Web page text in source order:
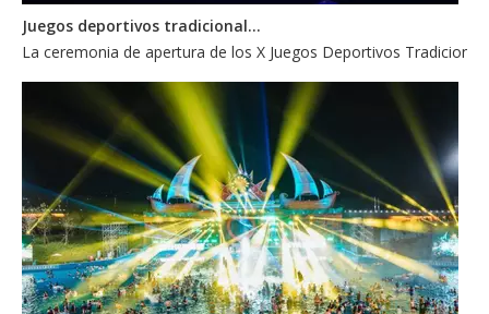
La ceremonia de apertura de los X Juegos Deportivos